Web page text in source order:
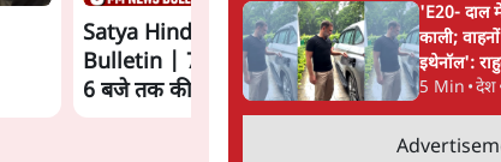
Satya Hindi News
Bulletin | 7 अगस्त, शाम
6 बजे तक की खबरें
Amit Shah कब
Parliament?
Garg का बड़ा दावा
'E20- दाल में
काली;
इथेनॉल':
5 Min •देश